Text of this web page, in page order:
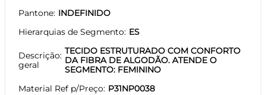
Pantone INDEFINIDO
Hierarquias de Segmento ES
Descrição
geral
TECIDO ESTRUTURADO COM CONFORTO
DA FIBRA DE ALGODÃO. ATENDE O
SEGMENTO: FEMININO
Material Ref p/Preço P31NP0038